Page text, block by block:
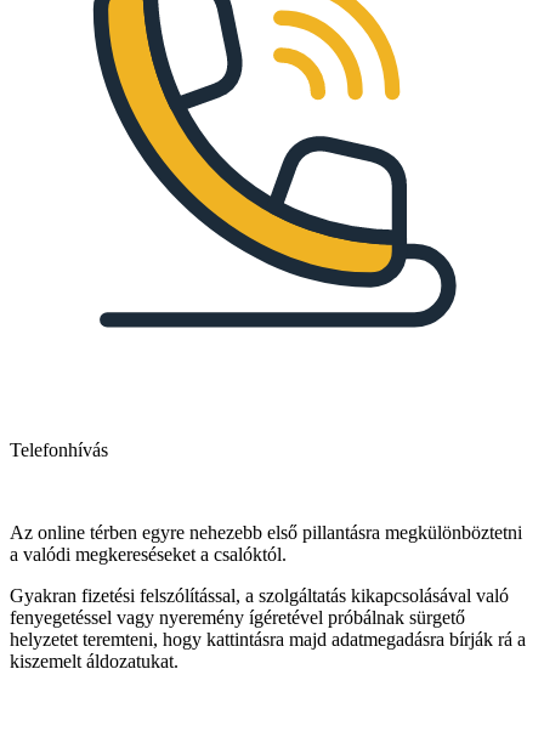
Telefonhívás
Az online térben egyre nehezebb első pillantásra megkülönböztetni
a valódi megkereséseket a csalóktól.
Gyakran fizetési felszólítással, a szolgáltatás kikapcsolásával való
fenyegetéssel vagy nyeremény ígéretével próbálnak sürgető
helyzetet teremteni, hogy kattintásra majd adatmegadásra bírják rá a
kiszemelt áldozatukat.